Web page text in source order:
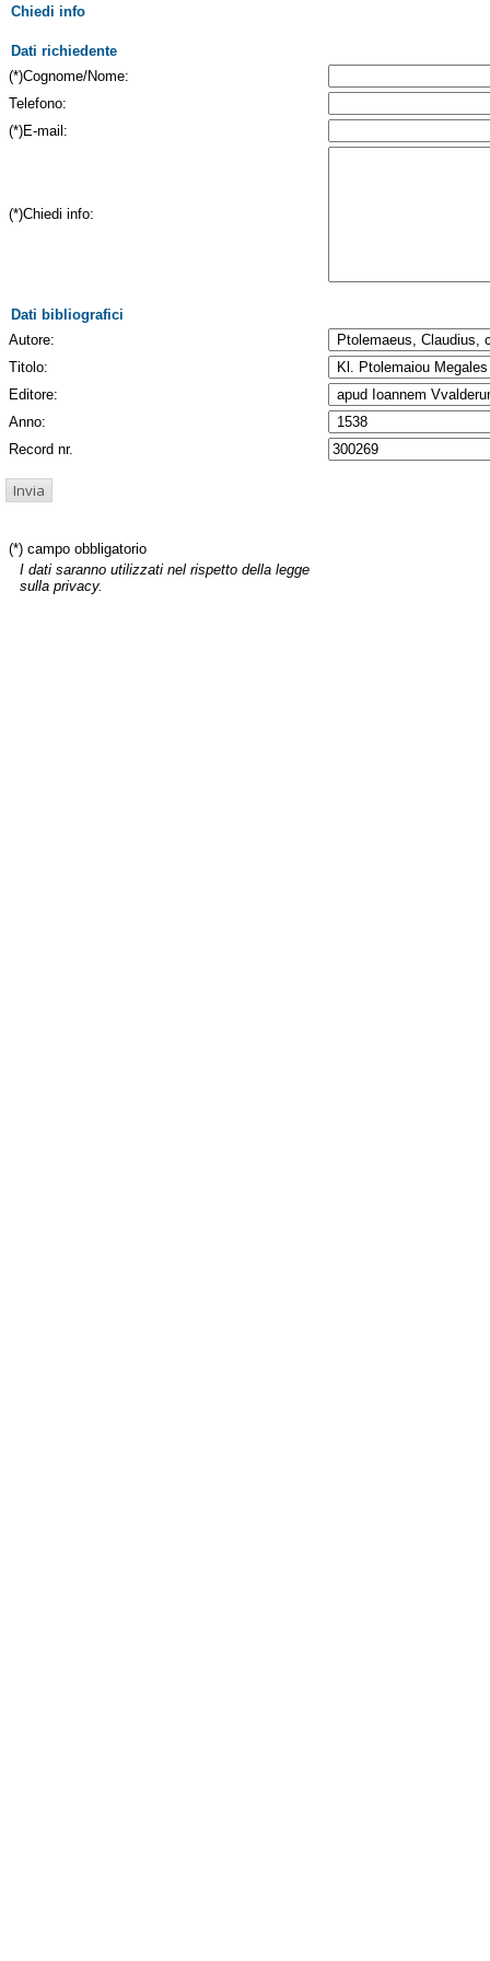
Chiedi info
Dati richiedente
(*)Cognome/Nome:
Telefono:
(*)E-mail:
(*)Chiedi info:
Dati bibliografici
Autore:
Titolo:
Editore:
Anno:
Record nr.
(*) campo obbligatorio
I dati saranno utilizzati nel rispetto della legge
sulla privacy.